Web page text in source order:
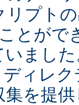
リプト
とがで
いまし
ィレ
を提